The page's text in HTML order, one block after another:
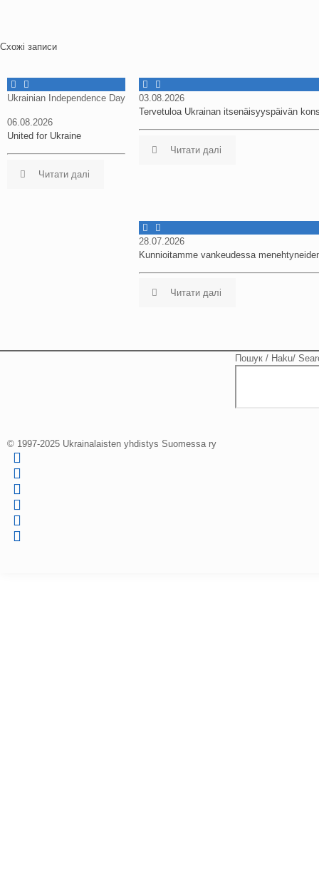
Схожі записи
Ukrainian Independence Day
06.08.2026
United for Ukraine
Читати далі
03.08.2026
Tervetuloa Ukrainan itsenäisyyspäivän
Читати далі
28.07.2026
Kunnioitamme vankeudessa
Читати далі
Пошук / Haku/
© 1997-2025 Ukrainalaisten yhdistys Suomessa ry